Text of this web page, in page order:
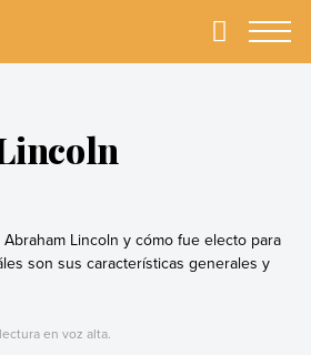
Primary
Lincoln y cómo fue electo para
son sus características generales y
en voz alta.